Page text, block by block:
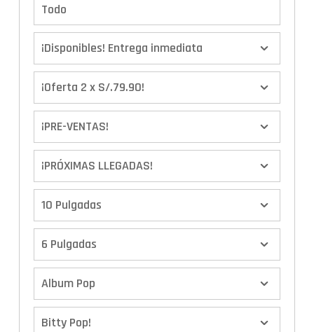
Todo
¡Disponibles! Entrega inmediata
¡Oferta 2 x S/.79.90!
¡PRE-VENTAS!
¡PRÓXIMAS LLEGADAS!
10 Pulgadas
6 Pulgadas
Album Pop
Bitty Pop!